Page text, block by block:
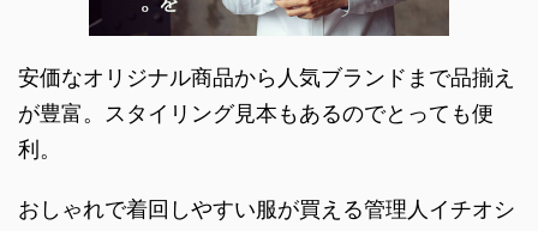
安価なオリジナル商品から人気ブランドまで品揃え
が豊富。スタイリング見本もあるのでとっても便
利。
おしゃれで着回しやすい服が買える管理人イチオシ